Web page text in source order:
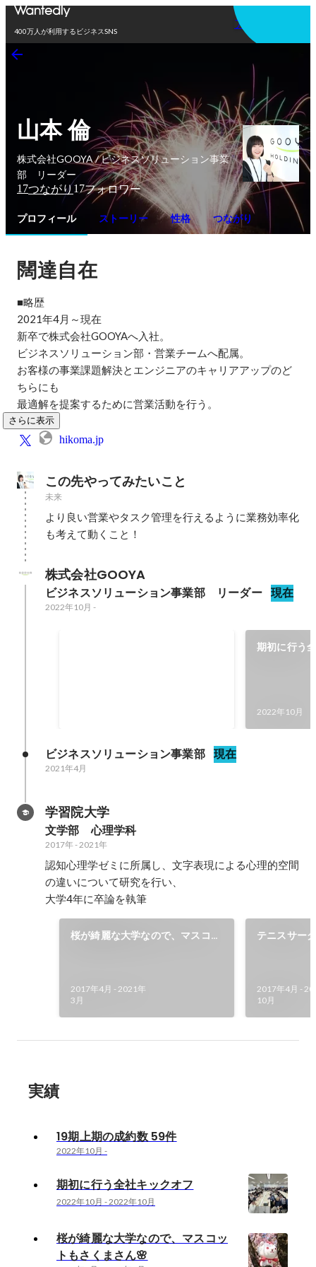
400万人が利用するビジネスSNS
アプリを使う
山本 倫
株式会社GOOYA / ビジネスソリューション事業
部 リーダー
17つながり17フォロワー
プロフィール ストーリー 性格 つながり
闊達自在
■略歴
2021年4月～現在
新卒で株式会社GOOYAへ入社。
ビジネスソリューション部・営業チームへ配属。
お客様の事業課題解決とエンジニアのキャリアアップのど
ちらにも
最適解を提案するために営業活動を行う。
さらに表示
hikoma.jp
この先やってみたいこと
未来
より良い営業やタスク管理を行えるように業務効率化
も考えて動くこと！
株式会社GOOYA
ビジネスソリューション事業部　リーダー 現在
2022年10月 -
期初に行う
2022年10月
ビジネスソリューション事業部 現在
2021年4月
学習院大学
文学部　心理学科
2017年-2021年
認知心理学ゼミに所属し、文字表現による心理的空間
の違いについて研究を行い、
大学4年に卒論を執筆
桜が綺麗な大学なので、マスコッ
2017年4月 -2021年
3月
テニスサー
2017年4月 -
10月
実績
19期上期の成約数 59件
2022年10月 -
期初に行う全社キックオフ
2022年10月 -2022年10月
桜が綺麗な大学なので、マスコッ
トもさくまさん🌸